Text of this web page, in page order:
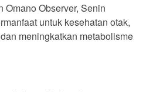
Observer, Senin
untuk kesehatan otak,
meningkatkan metabolisme